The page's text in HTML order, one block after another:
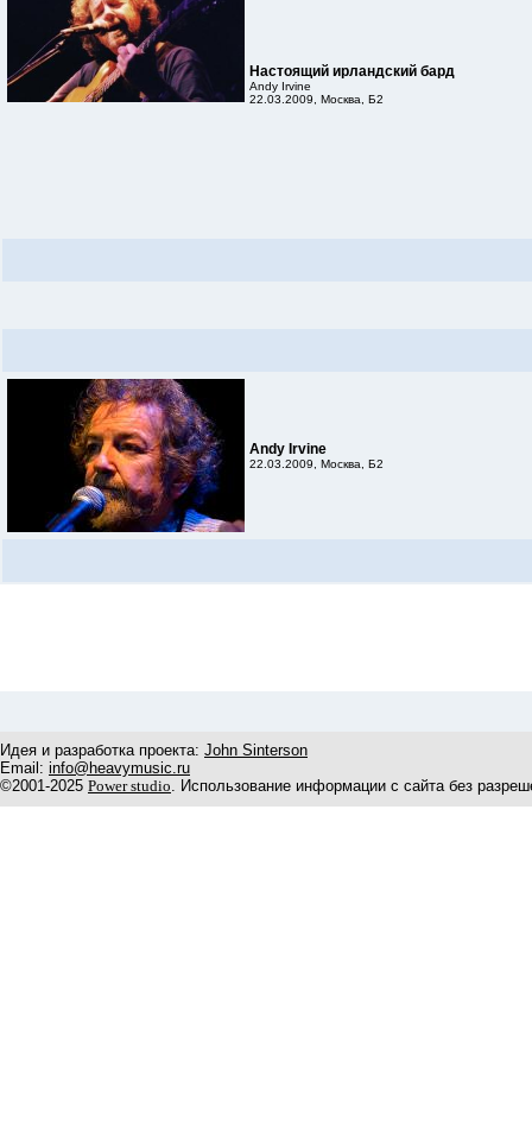
Настоящий ирландский бард
Andy Irvine
22.03.2009, Москва, Б2
Andy Irvine
22.03.2009, Москва, Б2
Идея и разработка проекта: John Sinterson
Email: info@heavymusic.ru
©2001-2025 Power studio. Использование информации с сайта без